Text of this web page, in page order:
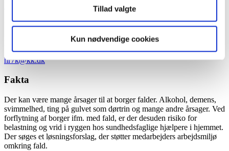
Tillad valgte
Kun nødvendige cookies
Vanja Nørgaard
hr7k@kk.dk
Fakta
Der kan være mange årsager til at borger falder. Alkohol, demens,
svimmelhed, ting på gulvet som dørtrin og mange andre årsager. Ved
forflytning af borger ifm. med fald, er der desuden risiko for
belastning og vrid i ryggen hos sundhedsfaglige hjælpere i hjemmet.
Der søges et løsningsforslag, der støtter medarbejders arbejdsmiljø
omkring fald.